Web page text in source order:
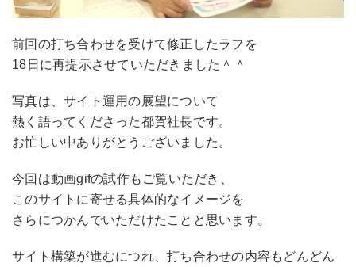
前回の打ち合わせを受けて修正したラフを
18日に再提示させていただきました＾＾
写真は、サイト運用の展望について
熱く語ってくださった都賀社長です。
お忙しい中ありがとうございました。
今回は動画gifの試作もご覧いただき、
このサイトに寄せる具体的なイメージを
さらにつかんでいただけたことと思います。
サイト構築が進むにつれ、打ち合わせの内容もどんどん